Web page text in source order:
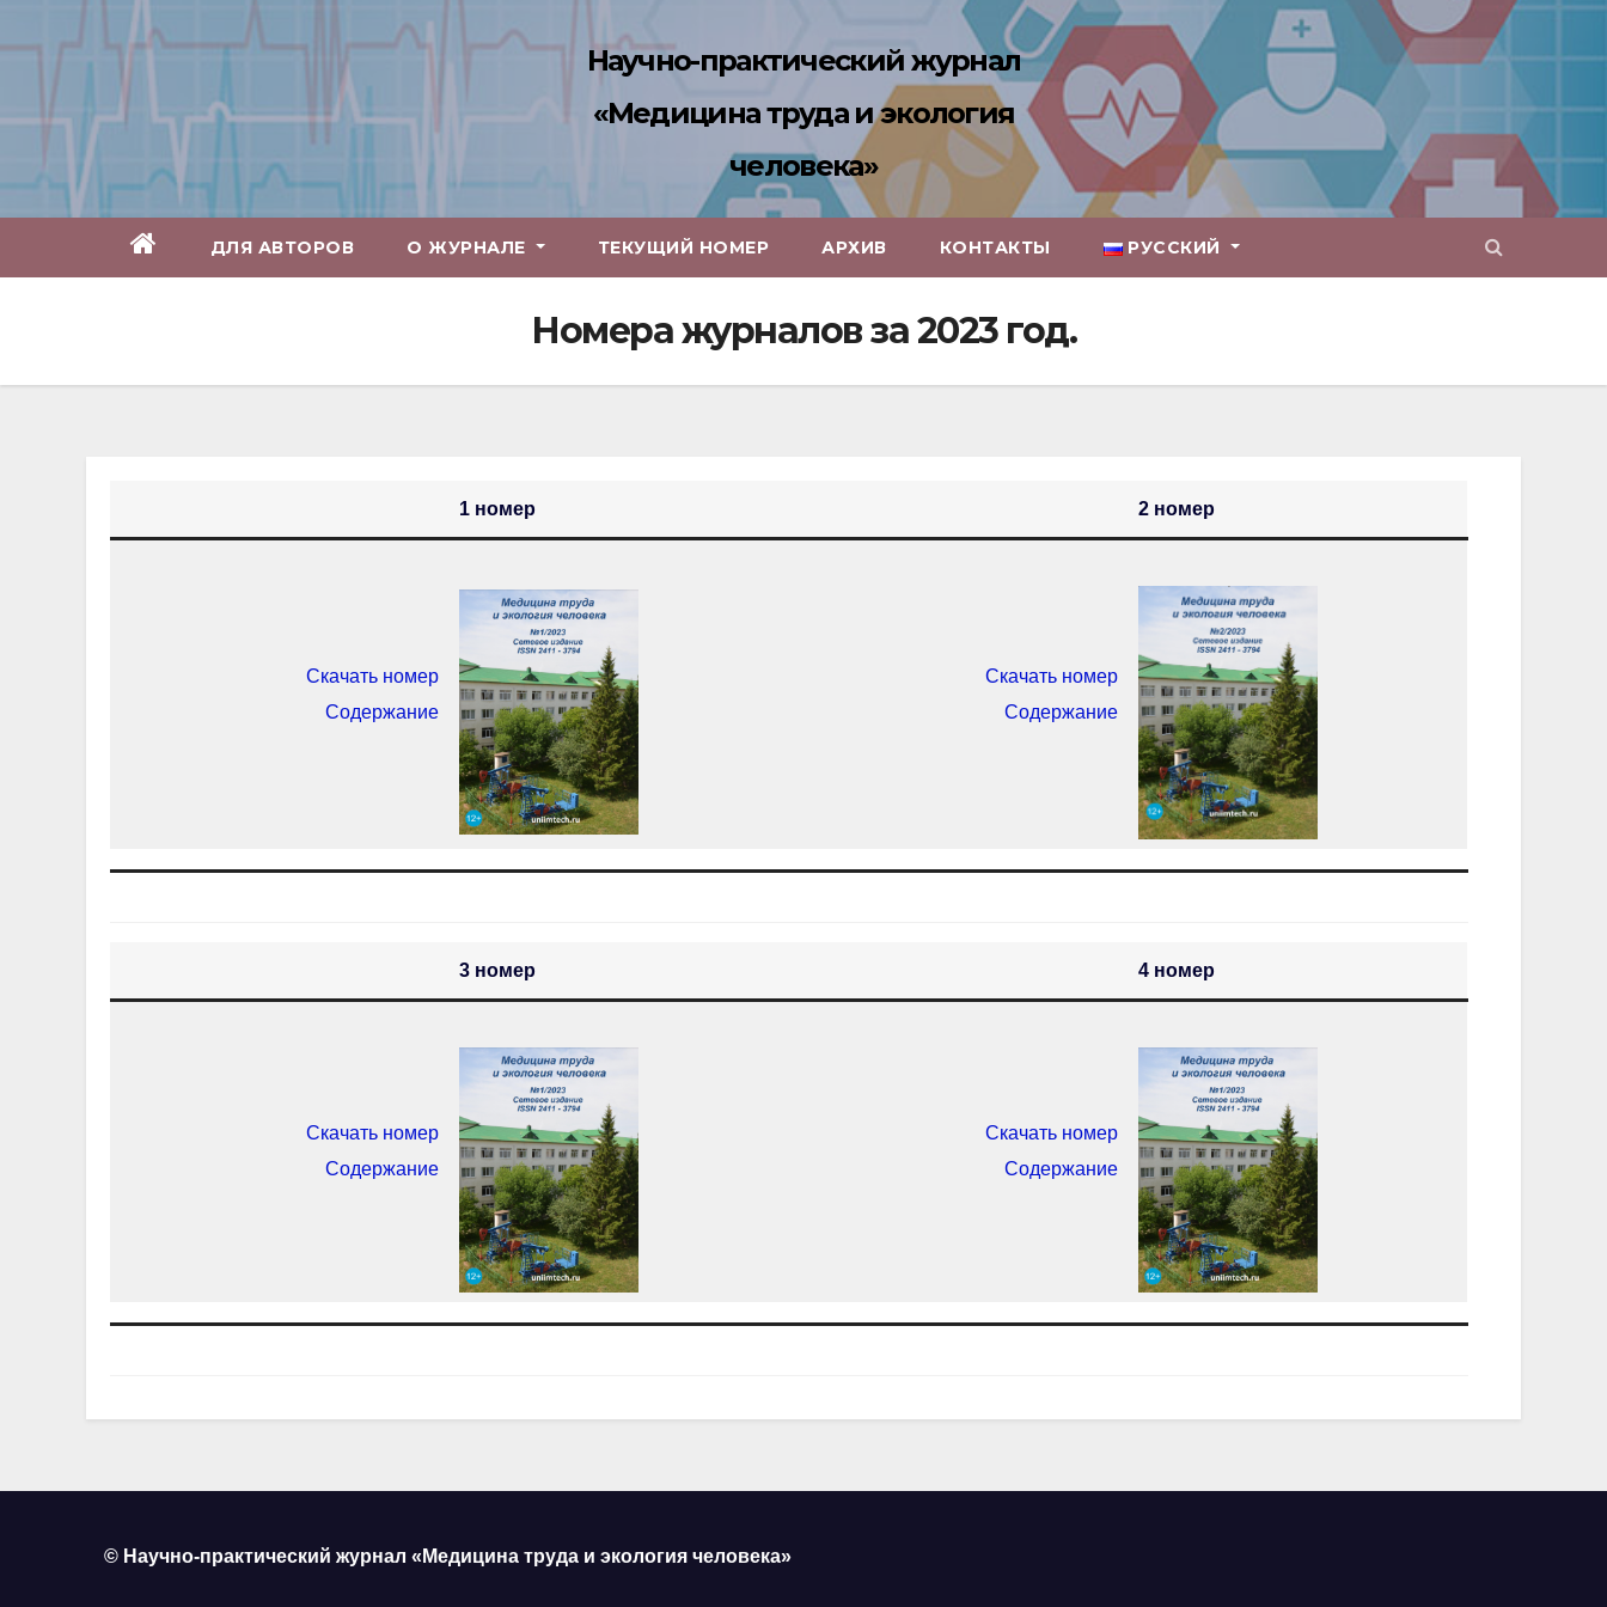
к
Научно-практический журнал
«Медицина труда и экология
человека»
ДЛЯ АВТОРОВ О ЖУРНАЛЕ ТЕКУЩИЙ НОМЕР АРХИВ КОНТАКТЫ РУССКИЙ
Номера журналов за 2023 год.
1 номер 2 номер
Скачать номер
Содержание
Скачать номер
Содержание
3 номер 4 номер
Скачать номер
Содержание
Скачать номер
Содержание
© Научно-практический журнал «Медицина труда и экология человека»